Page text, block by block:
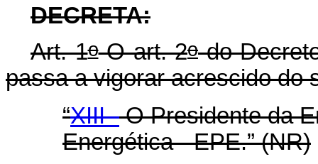
DECRETA:
Art. 1oO art. 2odo
passa a vigorar acrescido do
“XIII -O Presidente da
Energética - EPE.” (NR)